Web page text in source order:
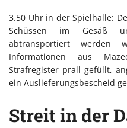
3.50 Uhr in der Spielhalle:
Schüssen im Gesäß
abtransportiert werden
Informationen aus
Strafregister prall gefüllt,
ein Auslieferungsbescheid
Streit in der